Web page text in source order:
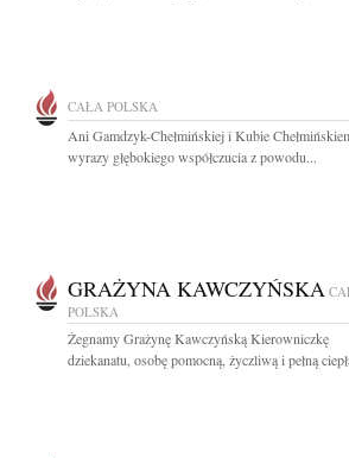
CAŁA POLSKA
Ani Gamdzyk-Chełmińskiej i Kubie
wyrazy głębokiego współczucia z powodu...
GRAŻYNA KAWCZYŃSKA
POLSKA
Żegnamy Grażynę Kawczyńską Kierowniczkę
dziekanatu, osobę pomocną, życzliwą i pełną